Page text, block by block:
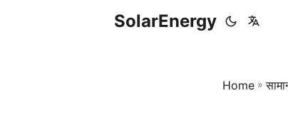
SolarEnergy
Home »